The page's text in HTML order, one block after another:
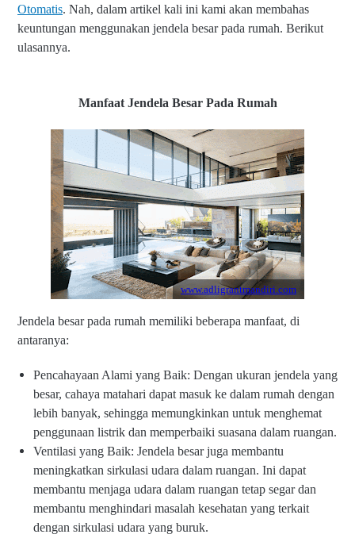
Otomatis. Nah, dalam artikel kali ini kami akan membahas
keuntungan menggunakan jendela besar pada rumah. Berikut
ulasannya.
Manfaat Jendela Besar Pada Rumah
www.adligrantmandiri.com
Jendela besar pada rumah memiliki beberapa manfaat, di
antaranya:
Pencahayaan Alami yang Baik: Dengan ukuran jendela yang
besar, cahaya matahari dapat masuk ke dalam rumah dengan
lebih banyak, sehingga memungkinkan untuk menghemat
penggunaan listrik dan memperbaiki suasana dalam ruangan.
Ventilasi yang Baik: Jendela besar juga membantu
meningkatkan sirkulasi udara dalam ruangan. Ini dapat
membantu menjaga udara dalam ruangan tetap segar dan
membantu menghindari masalah kesehatan yang terkait
dengan sirkulasi udara yang buruk.